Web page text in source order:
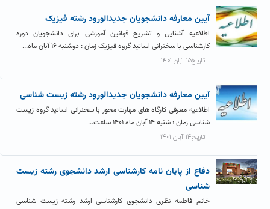
آیین معارفه دانشجویان جدیدالورود رشته فیزیک
اطلاعیه آشنایی و تشریح قوانین آموزشی برای دانشجویان دوره
کارشناسی با سخنرانی اساتید گروه فیزیک زمان : دوشنبه ۱۶ آبان ماه...
تاریخ۱۵ آبان ۱۴۰۱
آیین معارفه دانشجویان جدیدالورود رشته زیست شناسی
اطلاعیه معرفی کارگاه های مهارت محور با سخنرانی اساتید گروه زیست
شناسی زمان : شنبه ۱۴ آبان ماه ۱۴۰۱ ساعت...
تاریخ۱۴ آبان ۱۴۰۱
دفاع از پایان نامه کارشناسی ارشد دانشجوی رشته زیست
شناسی
خانم فاطمه نظری دانشجوی کارشناسی ارشد رشته زیست شناسی